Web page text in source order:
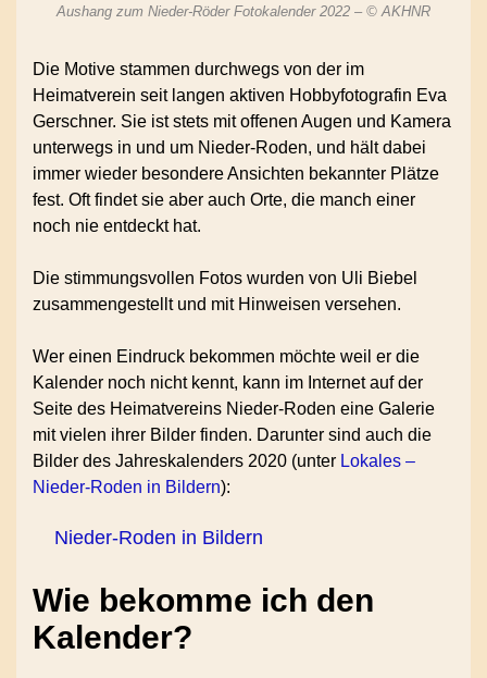
Aushang zum Nieder-Röder Fotokalender 2022 – © AKHNR
Die Motive stammen durchwegs von der im
Heimatverein seit langen aktiven Hobbyfotografin Eva
Gerschner. Sie ist stets mit offenen Augen und Kamera
unterwegs in und um Nieder-Roden, und hält dabei
immer wieder besondere Ansichten bekannter Plätze
fest. Oft findet sie aber auch Orte, die manch einer
noch nie entdeckt hat.
Die stimmungsvollen Fotos wurden von Uli Biebel
zusammengestellt und mit Hinweisen versehen.
Wer einen Eindruck bekommen möchte weil er die
Kalender noch nicht kennt, kann im Internet auf der
Seite des Heimatvereins Nieder-Roden eine Galerie
mit vielen ihrer Bilder finden. Darunter sind auch die
Bilder des Jahreskalenders 2020 (unter Lokales –
Nieder-Roden in Bildern):
Nieder-Roden in Bildern
Wie bekomme ich den
Kalender?